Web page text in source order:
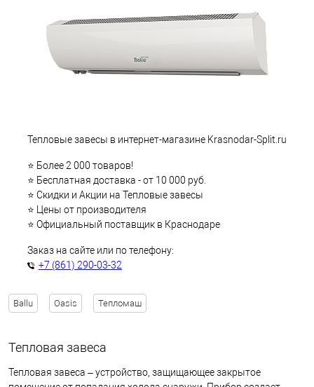
Ballu Oasis Тепломаш
Тепловые завесы в интернет-магазине Krasnodar-Split.ru
⭐ Более 2 000 товаров!
⭐ Бесплатная доставка - от 10 000 руб.
⭐ Скидки и Акции на Тепловые завесы
⭐ Цены от производителя
⭐ Официальный поставщик в Краснодаре
Заказ на сайте или по телефону:
+7 (861) 290-03-32
Тепловая завеса
Тепловая завеса – устройство, защищающее закрытое